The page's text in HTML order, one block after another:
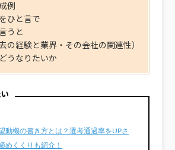
例
ひと言で
うと
の経験と業界・その会社の関連性）
うなりたいか
動機の書き方とは？選考通過率をUPさ
めくくりも紹介！